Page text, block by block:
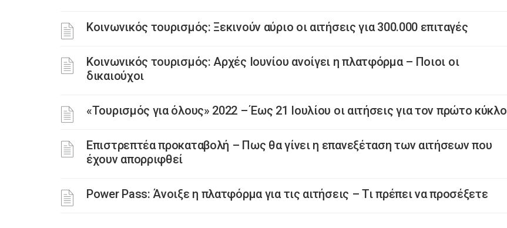
Κοινωνικός τουρισμός: Ξεκινούν αύριο οι αιτήσεις για 300.000 επιταγές
Κοινωνικός τουρισμός: Αρχές Ιουνίου ανοίγει η πλατφόρμα – Ποιοι οι
δικαιούχοι
«Τουρισμός για όλους» 2022 – Έως 21 Ιουλίου οι αιτήσεις για τον πρώτο κύκλο
Επιστρεπτέα προκαταβολή – Πως θα γίνει η επανεξέταση των αιτήσεων που
έχουν απορριφθεί
Power Pass: Άνοιξε η πλατφόρμα για τις αιτήσεις – Τι πρέπει να προσέξετε